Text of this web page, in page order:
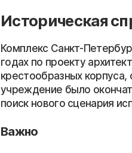
Историческая
Комплекс Санкт-
годах по проекту
крестообразных
учреждение было
поиск нового сценария
Важно